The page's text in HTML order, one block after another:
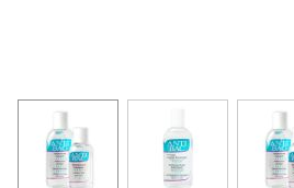
View larger imageView larger